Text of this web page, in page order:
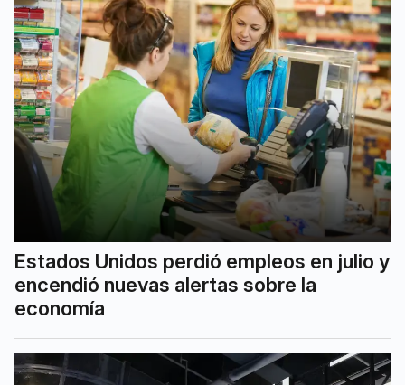
Estados Unidos perdió empleos en julio y
encendió nuevas alertas sobre la
economía